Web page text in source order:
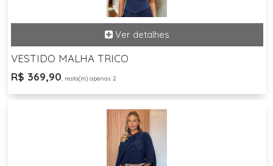
VESTIDO MALHA TRICO
R$ 369,90, resta(m) apenas 2